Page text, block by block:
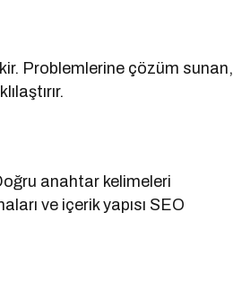
Problemlerine çözüm sunan,
anahtar kelimeleri
ve içerik yapısı SEO